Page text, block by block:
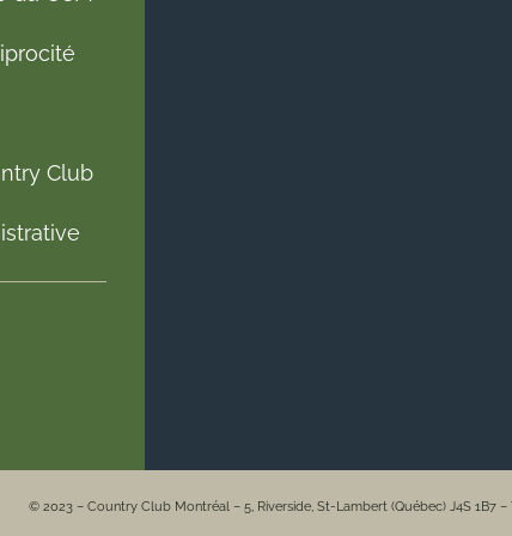
Club
© 2023 – Country Club Montréal – 5, Riverside, St-Lambert (Québec) J4S 1B7